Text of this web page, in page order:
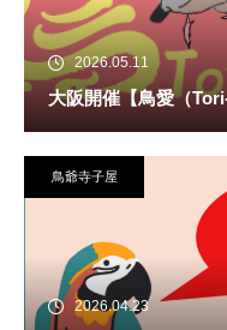
2026.05.11
大阪開催【鳥愛（
鳥爺寺子屋
2026.04.23